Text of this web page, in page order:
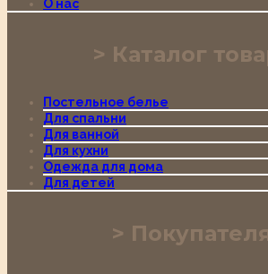
О нас
Каталог
Постельное белье
Для спальни
Для ванной
Для кухни
Одежда для дома
Для детей